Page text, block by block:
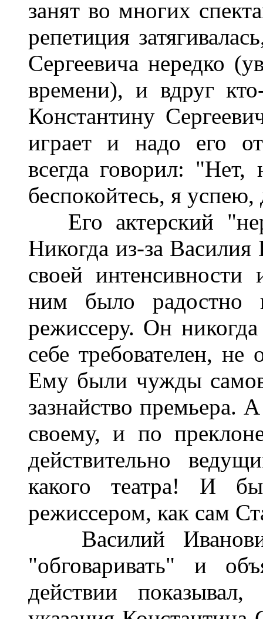
занят во многих
репетиция
Сергеевича нередко
времени), и вдруг
Константину
играет и надо его
всегда говорил: "Нет,
беспокойтесь, я
Его актерский
Никогда из-за Василия
своей интенсивности
ним было радостно
режиссеру. Он
себе требователен,
Ему были чужды
зазнайство премьера.
своему, и по
действительно
какого театра! И
режиссером, как сам
Василий
"обговаривать" и
действии